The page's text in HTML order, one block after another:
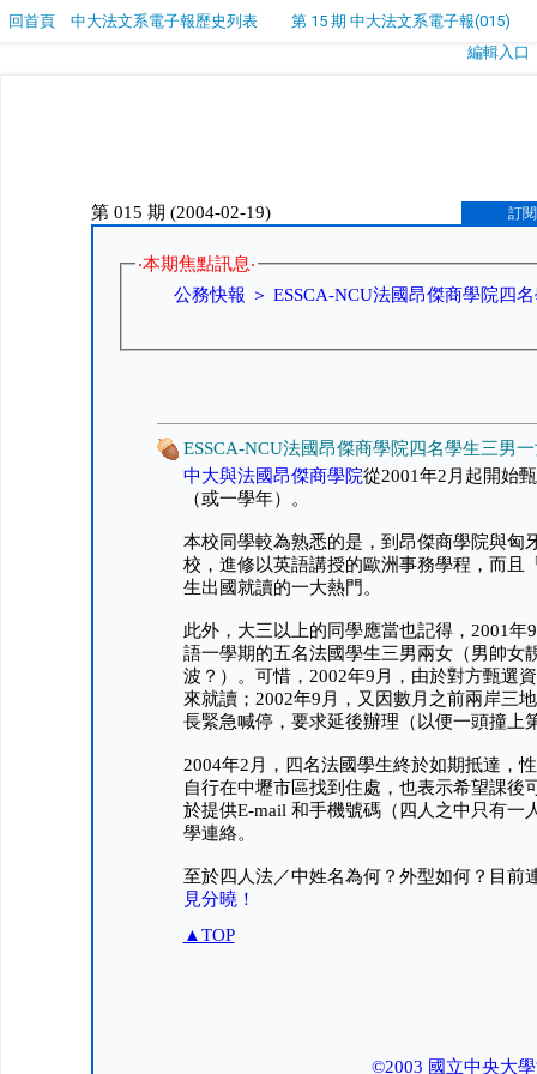
回首頁 中大法文系電子報歷史列表
第 15 期 中大法文系電子報(015)
編輯入口